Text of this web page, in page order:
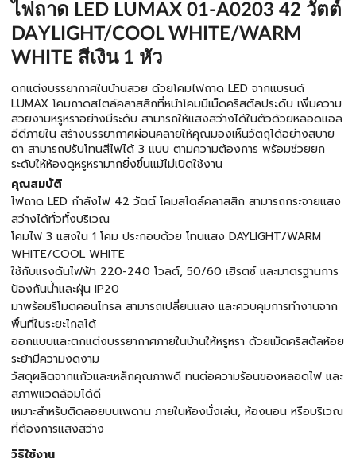
ไฟถาด LED LUMAX 01-A0203 42 วัตต์
DAYLIGHT/COOL WHITE/WARM
WHITE สีเงิน 1 หัว
ตกแต่งบรรยากาศในบ้านสวย ด้วยโคมไฟถาด LED จากแบรนด์
LUMAX โคมถาดสไตล์คลาสสิกที่หน้าโคมมีเม็ดคริสตัลประดับ เพิ่มความ
สวยงามหรูหราอย่างมีระดับ สามารถให้แสงสว่างได้ในตัวด้วยหลอดแอล
อีดีภายใน สร้างบรรยากาศผ่อนคลายให้คุณมองเห็นวัตถุได้อย่างสบาย
ตา สามารถปรับโทนสีไฟได้ 3 แบบ ตามความต้องการ พร้อมช่วยยก
ระดับให้ห้องดูหรูหรามากยิ่งขึ้นแม้ไม่เปิดใช้งาน
คุณสมบัติ
ไฟถาด LED กำลังไฟ 42 วัตต์ โคมสไตล์คลาสสิก สามารถกระจายแสง
สว่างได้ทั่วทั้งบริเวณ
โคมไฟ 3 แสงใน 1 โคม ประกอบด้วย โทนแสง DAYLIGHT/WARM
WHITE/COOL WHITE
ใช้กับแรงดันไฟฟ้า 220-240 โวลต์, 50/60 เฮิรตซ์ และมาตรฐานการ
ป้องกันน้ำและฝุ่น IP20
มาพร้อมรีโมตคอนโทรล สามารถเปลี่ยนแสง และควบคุมการทำงานจาก
พื้นที่ในระยะไกลได้
ออกแบบและตกแต่งบรรยากาศภายในบ้านให้หรูหรา ด้วยเม็ดคริสตัลห้อย
ระย้ามีความงดงาม
วัสดุผลิตจากแก้วและเหล็กคุณภาพดี ทนต่อความร้อนของหลอดไฟ และ
สภาพแวดล้อมได้ดี
เหมาะสำหรับติดลอยบนเพดาน ภายในห้องนั่งเล่น, ห้องนอน หรือบริเวณ
ที่ต้องการแสงสว่าง
วิธีใช้งาน